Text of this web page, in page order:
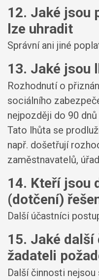
12. Jaké jsou
lze uhradit
Správní ani jiné
13. Jaké jsou
Rozhodnutí o
sociálního
nejpozději do 90
Tato lhůta se
např. došetřují
zaměstnavatelů,
14. Kteří jsou
(dotčení)
Další účastníci
15. Jaké
žadateli
Další činnosti nejsou